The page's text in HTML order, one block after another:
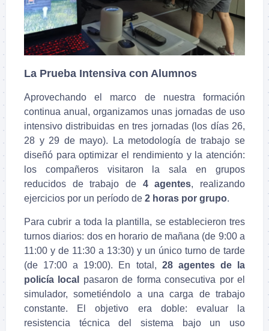
La Prueba Intensiva con Alumnos
Aprovechando el marco de nuestra formación
continua anual, organizamos unas jornadas de uso
intensivo distribuidas en tres jornadas (los días 26,
28 y 29 de mayo). La metodología de trabajo se
diseñó para optimizar el rendimiento y la atención:
los compañeros visitaron la sala en grupos
reducidos de trabajo de 4 agentes, realizando
ejercicios por un período de 2 horas por grupo.
Para cubrir a toda la plantilla, se establecieron tres
turnos diarios: dos en horario de mañana (de 9:00 a
11:00 y de 11:30 a 13:30) y un único turno de tarde
(de 17:00 a 19:00). En total, 28 agentes de la
policía local
pasaron de forma consecutiva por el
simulador, sometiéndolo a una carga de trabajo
constante. El objetivo era doble: evaluar la
resistencia técnica del sistema bajo un uso